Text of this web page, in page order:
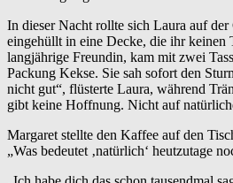
In dieser Nacht rollte sich Laura auf der
eingehüllt in eine Decke, die ihr keinen
langjährige Freundin, kam mit zwei
Packung Kekse. Sie sah sofort den
nicht gut“, flüsterte Laura, während
gibt keine Hoffnung. Nicht auf
Margaret stellte den Kaffee auf den
„Was bedeutet ‚natürlich‘ heutzutage